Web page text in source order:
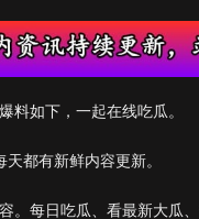
料如下，一起在线吃瓜。
天都有新鲜内容更新。
。每日吃瓜、看最新大瓜